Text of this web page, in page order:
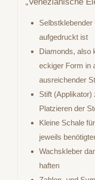
aufgedruckt ist
Diamonds, also
eckiger Form in
ausreichender
Stift (Applikator)
Platzieren der
Kleine Schale
jeweils
Wachskleber
haften